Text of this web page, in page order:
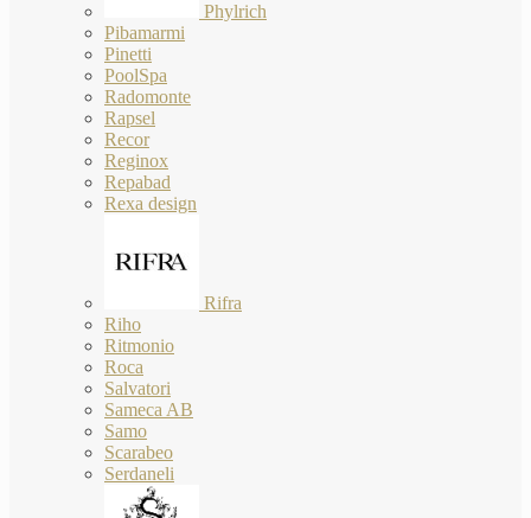
Phylrich
Pibamarmi
Pinetti
PoolSpa
Radomonte
Rapsel
Recor
Reginox
Repabad
Rexa design
Rifra
Riho
Ritmonio
Roca
Salvatori
Sameca AB
Samo
Scarabeo
Serdaneli